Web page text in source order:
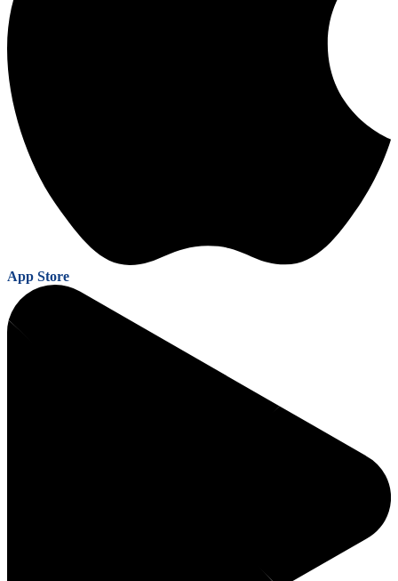
App Store